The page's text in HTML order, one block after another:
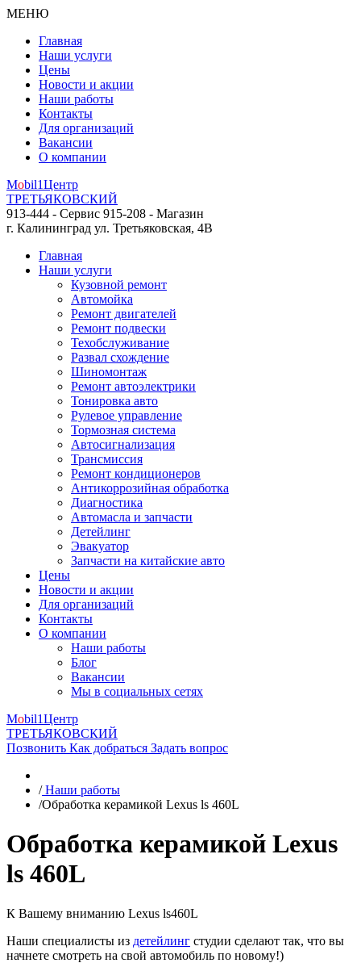
МЕНЮ
Главная
Наши услуги
Цены
Новости и акции
Наши работы
Контакты
Для организаций
Вакансии
О компании
Mobil1Центр
ТРЕТЬЯКОВСКИЙ
913-444 - Сервис 915-208 - Магазин
г. Калининград ул. Третьяковская, 4В
Главная
Наши услуги
Кузовной ремонт
Автомойка
Ремонт двигателей
Ремонт подвески
Техобслуживание
Развал схождение
Шиномонтаж
Ремонт автоэлектрики
Тонировка авто
Рулевое управление
Тормозная система
Автосигнализация
Трансмиссия
Ремонт кондиционеров
Антикоррозийная обработка
Диагностика
Автомасла и запчасти
Детейлинг
Эвакуатор
Запчасти на китайские авто
Цены
Новости и акции
Для организаций
Контакты
О компании
Наши работы
Блог
Вакансии
Мы в социальных сетях
Mobil1Центр
ТРЕТЬЯКОВСКИЙ
Позвонить Как добраться Задать вопрос
/Наши работы
/Обработка керамикой Lexus ls 460L
Обработка керамикой Lexus
ls 460L
К Вашему вниманию Lexus ls460L
Наши специалисты из детейлинг студии сделают так, что вы
начнете смотреть на свой автомобиль по новому!)